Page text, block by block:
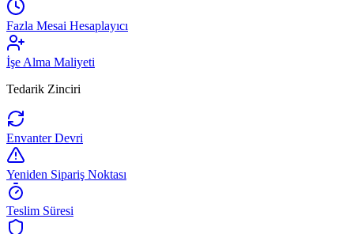
Fazla Mesai Hesaplayıcı
İşe Alma Maliyeti
Tedarik Zinciri
Envanter Devri
Yeniden Sipariş Noktası
Teslim Süresi